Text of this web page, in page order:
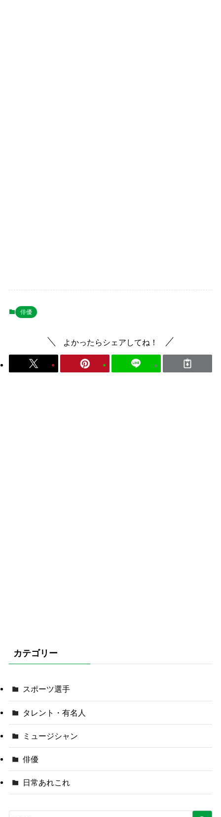
俳優
よかったらシェアしてね！
カテゴリー
スポーツ選手
タレント・有名人
ミュージシャン
俳優
日常あれこれ